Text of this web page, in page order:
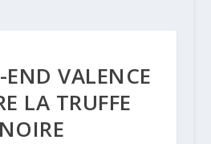
END VALENCE
LA TRUFFE
NOIRE